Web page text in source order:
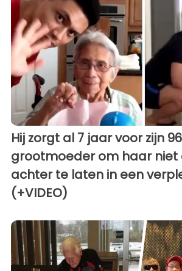
Hij zorgt al 7 jaar voor zijn
grootmoeder om haar niet
achter te laten in een
(+VIDEO)